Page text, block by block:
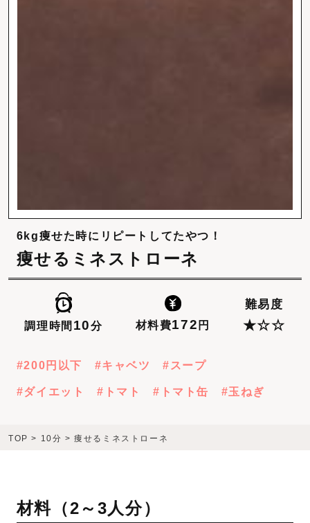
6kg痩せた時にリピートしてたやつ！
痩せるミネストローネ
調理時間 10分 材料費172 円
難易度
★☆☆
200円以下 キャベツ スープ
ダイエット トマト トマト缶 玉ねぎ
TOP > 10分 >痩せるミネストローネ
材料（2～3人分）